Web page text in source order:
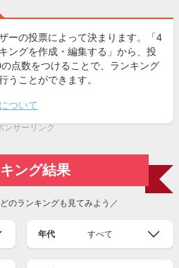
ーの投票によって決まります。「4
ングを作成・編集する」から、投
点数をつけることで、ランキング
うことができます。
ついて
ンサーリンク
ング結果
のランキングも見てみよう／
年代 すべて